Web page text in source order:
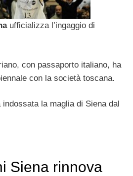
ufficializza l’ingaggio di
con passaporto italiano, ha
con la società toscana.
la maglia di Siena dal
Siena rinnova